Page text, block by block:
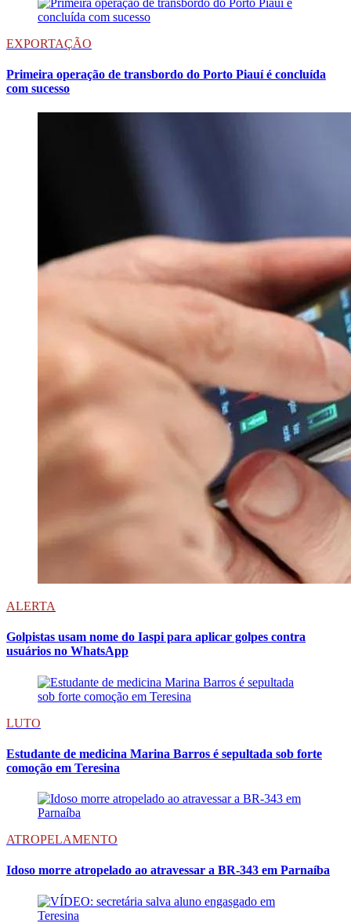
EXPORTAÇÃO
Primeira operação de transbordo do Porto Piauí é concluída
com sucesso
ALERTA
Golpistas usam nome do Iaspi para aplicar golpes contra
usuários no WhatsApp
LUTO
Estudante de medicina Marina Barros é sepultada sob forte
comoção em Teresina
ATROPELAMENTO
Idoso morre atropelado ao atravessar a BR-343 em Parnaíba